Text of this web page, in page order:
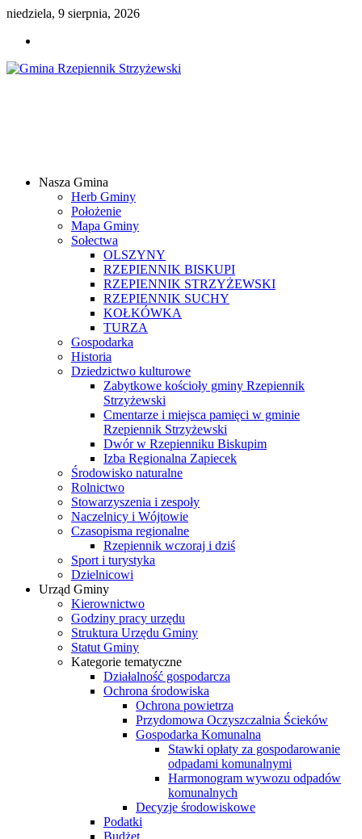
niedziela, 9 sierpnia, 2026
Samorządowy
Internetowy
Nasza Gmina
Herb Gminy
Położenie
Mapa Gminy
Sołectwa
OLSZYNY
RZEPIENNIK BISKUPI
RZEPIENNIK STRZYŻEWSKI
RZEPIENNIK SUCHY
KOŁKÓWKA
TURZA
Gospodarka
Historia
Dziedzictwo kulturowe
Zabytkowe kościoły gminy Rzepiennik
Strzyżewski
Cmentarze i miejsca pamięci w gminie
Rzepiennik Strzyżewski
Dwór w Rzepienniku Biskupim
Izba Regionalna Zapiecek
Środowisko naturalne
Rolnictwo
Stowarzyszenia i zespoły
Naczelnicy i Wójtowie
Czasopisma regionalne
Rzepiennik wczoraj i dziś
Sport i turystyka
Dzielnicowi
Urząd Gminy
Kierownictwo
Godziny pracy urzędu
Struktura Urzędu Gminy
Statut Gminy
Kategorie tematyczne
Działalność gospodarcza
Ochrona środowiska
Ochrona powietrza
Przydomowa Oczyszczalnia Ścieków
Gospodarka Komunalna
Stawki opłaty za gospodarowanie
odpadami komunalnymi
Harmonogram wywozu odpadów
komunalnych
Decyzje środowiskowe
Podatki